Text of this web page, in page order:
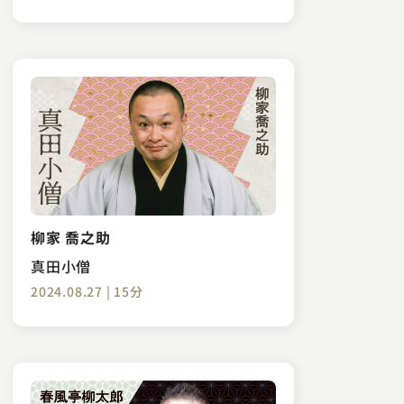
柳家 喬之助
真田小僧
2024.08.27 | 15分